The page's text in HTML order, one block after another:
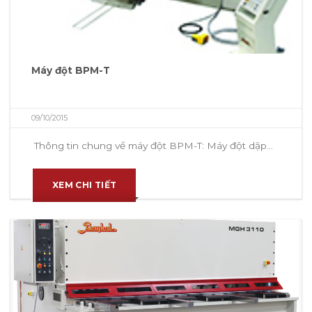
Máy đột BPM-T
09/10/2015
Thông tin chung về máy đột BPM-T: Máy đột dập...
XEM CHI TIẾT